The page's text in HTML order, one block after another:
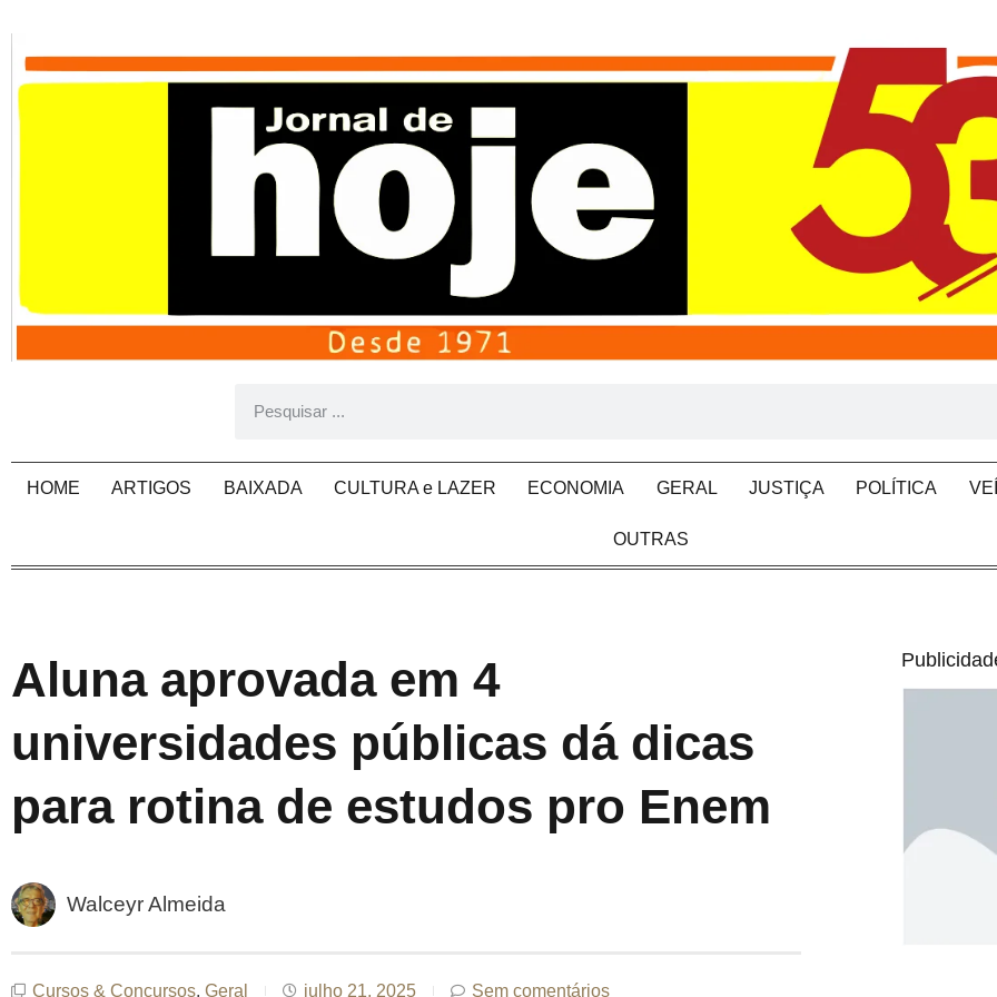
HOME ARTIGOS BAIXADA CULTURA e LAZER ECONOMIA GERAL JUSTIÇA POLÍTICA
OUTRAS
Aluna aprovada em 4
universidades públicas dá dicas
para rotina de estudos pro Enem
Walceyr Almeida
Cursos & Concursos, Geral julho 21, 2025 Sem comentários